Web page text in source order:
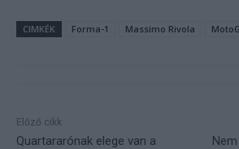
CIMKÉK Forma-1 Massimo Rivola
Előző cikk
Quartararónak elege van a